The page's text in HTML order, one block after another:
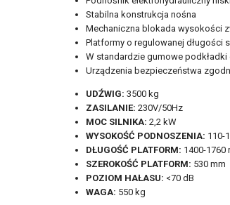
Stabilna konstrukcja nośna
Mechaniczna blokada wysokości
Platformy o regulowanej długości
W standardzie gumowe podkładki
Urządzenia bezpieczeństwa
UDŹWIG: 3500 kg
ZASILANIE: 230V/50Hz
MOC SILNIKA: 2,2 kW
WYSOKOŚĆ PODNOSZENIA: 110-
DŁUGOŚĆ PLATFORM: 1400-1760
SZEROKOŚĆ PLATFORM: 530 mm
POZIOM HAŁASU: <70 dB
WAGA: 550 kg